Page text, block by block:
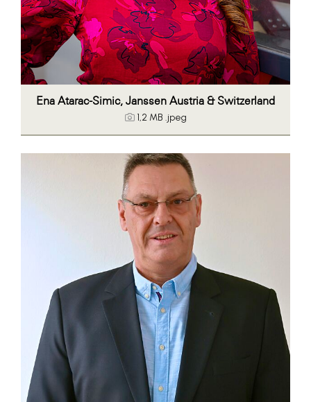
Ena Atarac-Simic, Janssen Austria & Switzerland
1,2 MB .jpeg